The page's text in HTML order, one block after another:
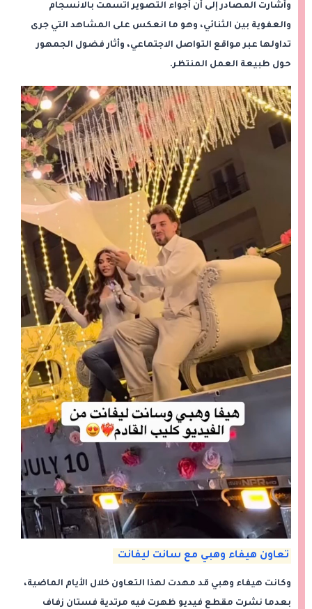
وأشارت المصادر إلى أن أجواء التصوير اتسمت بالانسجام
والعفوية بين الثنائي، وهو ما انعكس على المشاهد التي جرى
تداولها عبر مواقع التواصل الاجتماعي، وأثار فضول الجمهور
حول طبيعة العمل المنتظر.
تعاون هيفاء وهبي مع سانت ليفانت
وكانت هيفاء وهبي قد مهدت لهذا التعاون خلال الأيام الماضية،
بعدما نشرت مقطع فيديو ظهرت فيه مرتدية فستان زفاف